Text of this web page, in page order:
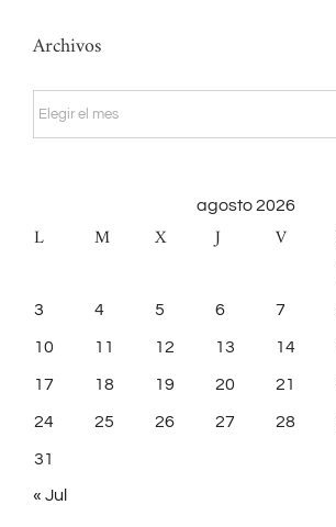
Archivos
Archivos
agosto 2026
L M X J V
3 4 5 6 7
10 11 12 13 14
17 18 19 20 21
24 25 26 27 28
31
« Jul